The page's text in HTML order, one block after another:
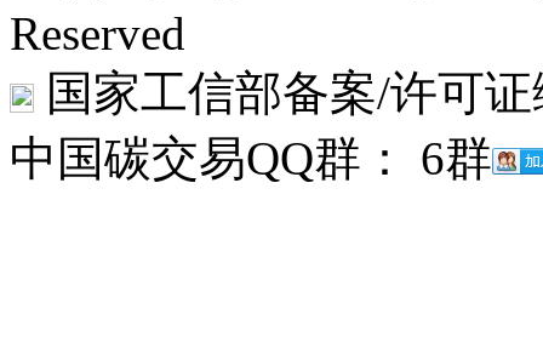
Reserved
国家工信部备案/许可
中国碳交易QQ群： 6群